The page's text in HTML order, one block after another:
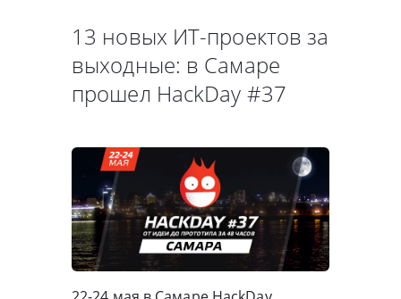
13 новых ИТ-проектов за
выходные: в Самаре
прошел HackDay #37